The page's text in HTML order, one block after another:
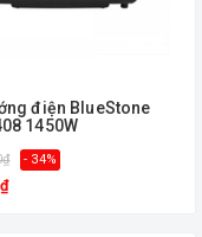
điện BlueStone
1450W
- 34%